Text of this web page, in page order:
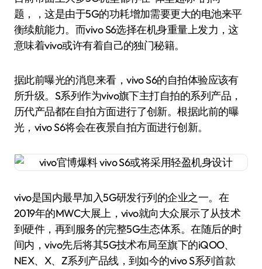
题，，这是由于5G的功耗增加需要更大的电池来平
衡续航能力。而vivo S6选择在机身重量上发力，这
意味着vivo或许有着自己的独门秘籍。
据此前曝光的消息来看，vivo S6的自拍体验应该有
所升级。S系列作为vivo旗下主打自拍的系列产品，
历代产品都在自拍方面进行了创新。根据此前的曝
光，vivo S6将会在夜景自拍方面进行创新。
vivo是国内最早加入5G研发行列的企业之一。在
2019年的MWC大展上，vivo就向大众展示了从技术
到硬件，再到服务的完整5G生态体系。在随后的时
间内，vivo先后将其5G技术布局至旗下的iQOO、
NEX、X、Z系列产品线，到如今的vivo S系列首款